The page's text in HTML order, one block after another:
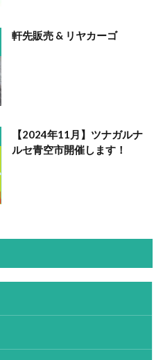
軒先販売 & リヤカーゴ
【2024年11月】ツナガルナ
ルセ青空市開催します！